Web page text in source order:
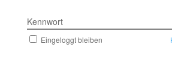
Kennwort
Eingeloggt bleiben